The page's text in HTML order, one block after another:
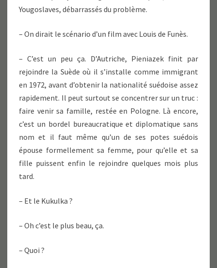
Yougoslaves, débarrassés du problème.
– On dirait le scénario d’un film avec Louis de Funès.
– C’est un peu ça. D’Autriche, Pieniazek finit par
rejoindre la Suède où il s’installe comme immigrant
en 1972, avant d’obtenir la nationalité suédoise assez
rapidement. Il peut surtout se concentrer sur un truc :
faire venir sa famille, restée en Pologne. Là encore,
c’est un bordel bureaucratique et diplomatique sans
nom et il faut même qu’un de ses potes suédois
épouse formellement sa femme, pour qu’elle et sa
fille puissent enfin le rejoindre quelques mois plus
tard.
– Et le Kukulka ?
– Oh c’est le plus beau, ça.
– Quoi ?